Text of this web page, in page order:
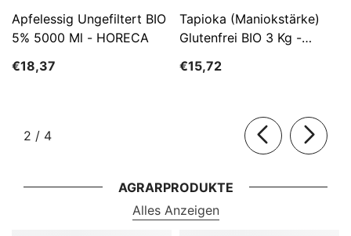
Apfelessig Ungefiltert BIO
5% 5000 Ml - HORECA
€18,37
Tapioka (Maniokstärke)
Glutenfrei BIO 3 Kg -
€15,72
2 / von
4
AGRARPRODUKTE
Alles Anzeigen